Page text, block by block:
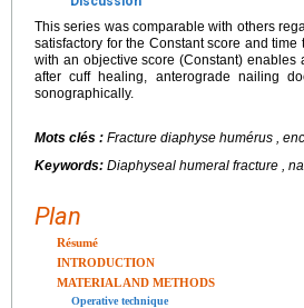
This series was comparable with others
satisfactory for the Constant score and
with an objective score (Constant) enables
after cuff healing, anterograde nailing
sonographically.
Mots clés : Fracture diaphyse humérus ,
Keywords: Diaphyseal humeral fracture ,
Plan
Résumé
INTRODUCTION
MATERIAL AND METHODS
Operative technique